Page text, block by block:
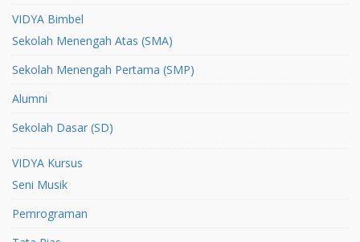
VIDYA Bimbel
Sekolah Menengah Atas (SMA)
Sekolah Menengah Pertama (SMP)
Alumni
Sekolah Dasar (SD)
VIDYA Kursus
Seni Musik
Pemrograman